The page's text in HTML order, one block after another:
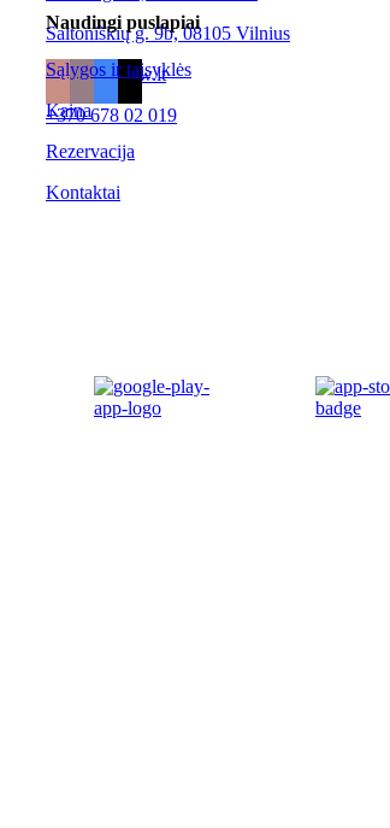
Saltoniškių g. 9b, 08105 Vilnius
info@hotflow.lt
+370 678 02 019
Naudingi puslapiai
Sąlygos ir taisyklės
Kaina
Rezervacija
Kontaktai